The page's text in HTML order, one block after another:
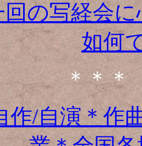
回の写経会
如何
＊＊
作/自演＊作